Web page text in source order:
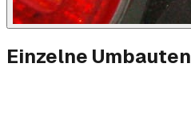
Einzelne Umbauten